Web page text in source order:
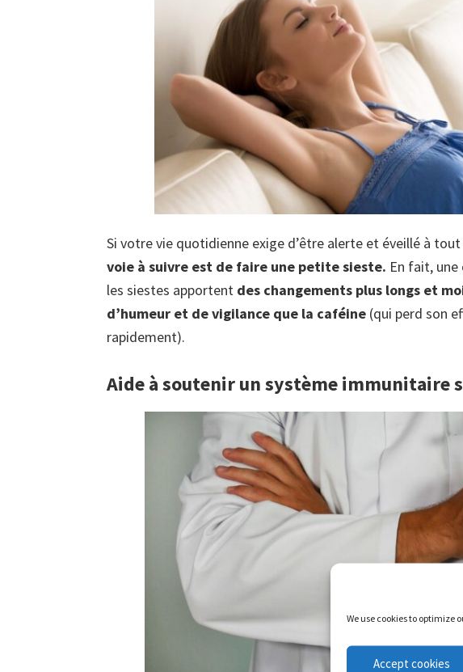
We use cookies to optimize
Accept cookies
Si votre vie quotidienne exige d’être alerte et éveillé à
voie à suivre est de faire une petite sieste. En fait,
les siestes apportent des changements plus longs et
d’humeur et de vigilance que la caféine (qui perd son
rapidement).
Aide à soutenir un système immunitaire